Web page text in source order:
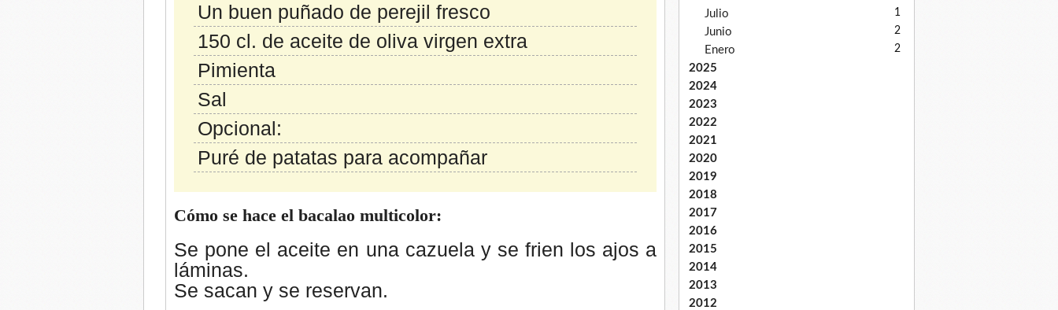
Un buen puñado de perejil fresco
150 cl. de aceite de oliva virgen extra
Pimienta
Sal
Opcional:
Puré de patatas para acompañar
Cómo se hace el bacalao multicolor:
Se pone el aceite en una cazuela y se frien los ajos a
láminas.
Se sacan y se reservan.
Julio
1
Junio 2
Enero 2
2025
2024
2023
2022
2021
2020
2019
2018
2017
2016
2015
2014
2013
2012